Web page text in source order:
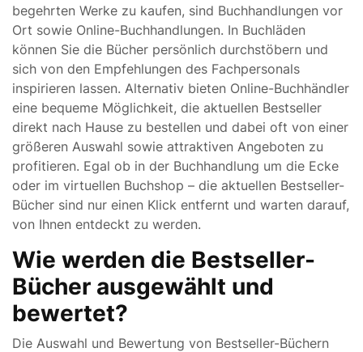
begehrten Werke zu kaufen, sind Buchhandlungen vor
Ort sowie Online-Buchhandlungen. In Buchläden
können Sie die Bücher persönlich durchstöbern und
sich von den Empfehlungen des Fachpersonals
inspirieren lassen. Alternativ bieten Online-Buchhändler
eine bequeme Möglichkeit, die aktuellen Bestseller
direkt nach Hause zu bestellen und dabei oft von einer
größeren Auswahl sowie attraktiven Angeboten zu
profitieren. Egal ob in der Buchhandlung um die Ecke
oder im virtuellen Buchshop – die aktuellen Bestseller-
Bücher sind nur einen Klick entfernt und warten darauf,
von Ihnen entdeckt zu werden.
Wie werden die Bestseller-
Bücher ausgewählt und
bewertet?
Die Auswahl und Bewertung von Bestseller-Büchern